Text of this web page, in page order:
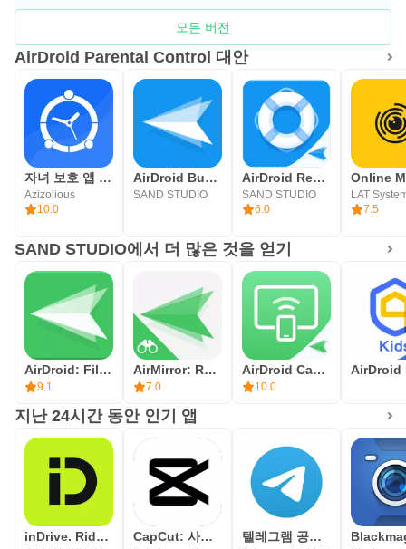
모든 버전
AirDroid Parental Control 대안
자녀 보호 앱 FamilyTime
Azizolious
10.0
AirDroid Business
SAND STUDIO
AirDroid Remote Support-Remote support solution for Android & iOS devices.
SAND STUDIO
6.0
LAT
7.5
SAND STUDIO에서 더 많은 것을 얻기
AirDroid: File & Remote Access
9.1
AirMirror: Remote control
7.0
AirDroid Cast - A powerful screen sharing & controlling tool.
10.0
지난 24시간 동안 인기 앱
inDrive. Rides with fair fares CapCut: 사진 및 동영상 에디터 텔레그램 공식 앱 Telegram